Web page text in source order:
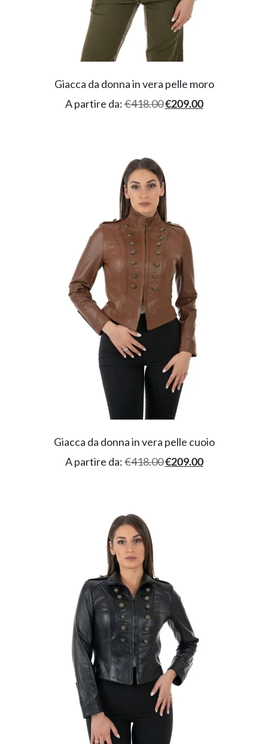
Giacca da donna in vera pelle moro
A partire da:€418.00€209.00
Giacca da donna in vera pelle cuoio
A partire da:€418.00€209.00